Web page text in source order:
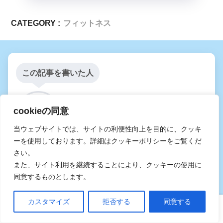
cookieの同意
当ウェブサイトでは、サイトの利便性向上を目的に、クッキ
ーを使用しております。詳細はクッキーポリシーをご覧くだ
さい。
また、サイト利用を継続することにより、クッキーの使用に
同意するものとします。
カスタマイズ 拒否する 同意する
CATEGORY : フィットネス
この記事を書いた人
さぶろぐ
さぶろぐはあなたの「選ぶ」をお手伝いします。
>>レビュー依頼はこちら